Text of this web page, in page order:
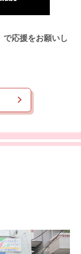
で応援をお願いし